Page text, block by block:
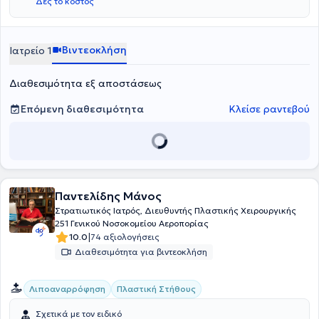
Ιατρείο 1 Βιντεοκλήση
Διαθεσιμότητα εξ αποστάσεως
Επόμενη διαθεσιμότητα
Κλείσε ραντεβού
Παντελίδης Μάνος
Στρατιωτικός Ιατρός, Διευθυντής Πλαστικής Χειρουργικής
251 Γενικού Νοσοκομείου Αεροπορίας
10.0|74 αξιολογήσεις
Διαθεσιμότητα για βιντεοκλήση
Λιποαναρρόφηση Πλαστική Στήθους
Σχετικά με τον ειδικό